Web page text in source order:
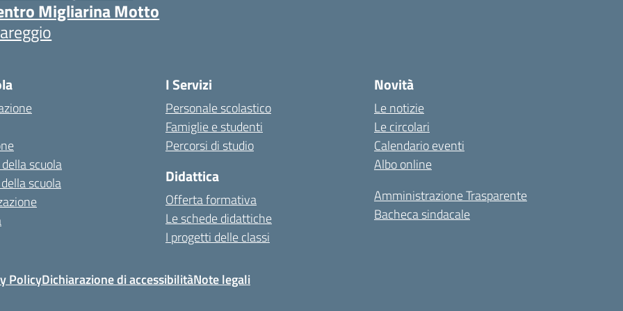
Migliarina Motto
scuola
scuola
I Servizi
Personale scolastico
Famiglie e studenti
Percorsi di studio
Didattica
Offerta formativa
Le schede didattiche
I progetti delle classi
Novità
Le notizie
Le circolari
Calendario eventi
Albo online
Amministrazione Trasparente
Bacheca sindacale
PolicyDichiarazione di accessibilitàNote legali